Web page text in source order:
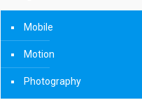
Mobile
Motion
Photography